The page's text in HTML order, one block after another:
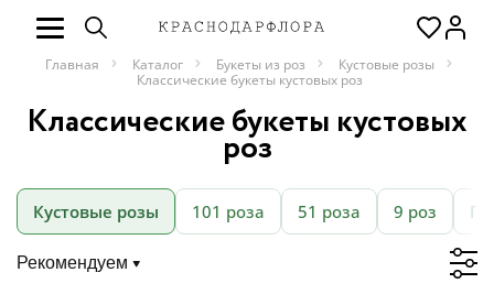
Главная Каталог Букеты из роз
Кустовые розы
Классические букеты кустовых роз
Классические букеты кустовых
роз
Кустовые розы 101 роза 51 роза 9 роз
Рекомендуем